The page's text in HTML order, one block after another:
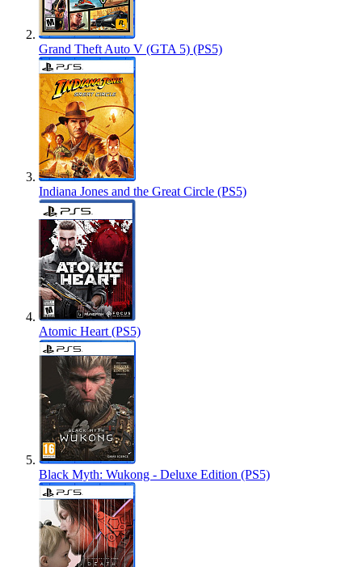
Grand Theft Auto V (GTA 5) (PS5)
Indiana Jones and the Great Circle (PS5)
Atomic Heart (PS5)
Black Myth: Wukong - Deluxe Edition (PS5)